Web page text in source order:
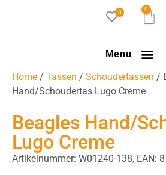
0 0
Menu
Home / Tassen / Schoudertassen /
Hand/Schoudertas Lugo Creme
Beagles Hand/
Lugo Creme
Artikelnummer: W01240-138, EAN: